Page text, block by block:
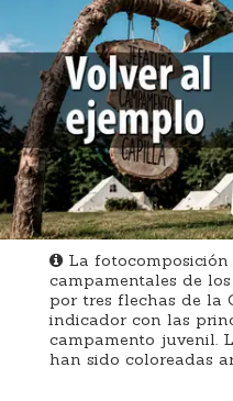
La fotocomposición
campamentales de
por tres flechas de la
indicador con las
campamento juvenil.
han sido coloreadas